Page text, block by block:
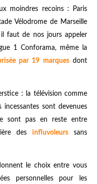
moindres recoins : Paris
Vélodrome de Marseille
il faut de nos jours appeler
1 Conforama, même la
par 19 marquesdont
: la télévision comme
incessantes sont devenues
sont pas en reste entre
des influvoleurssans
le choix entre vous
personnelles pour les